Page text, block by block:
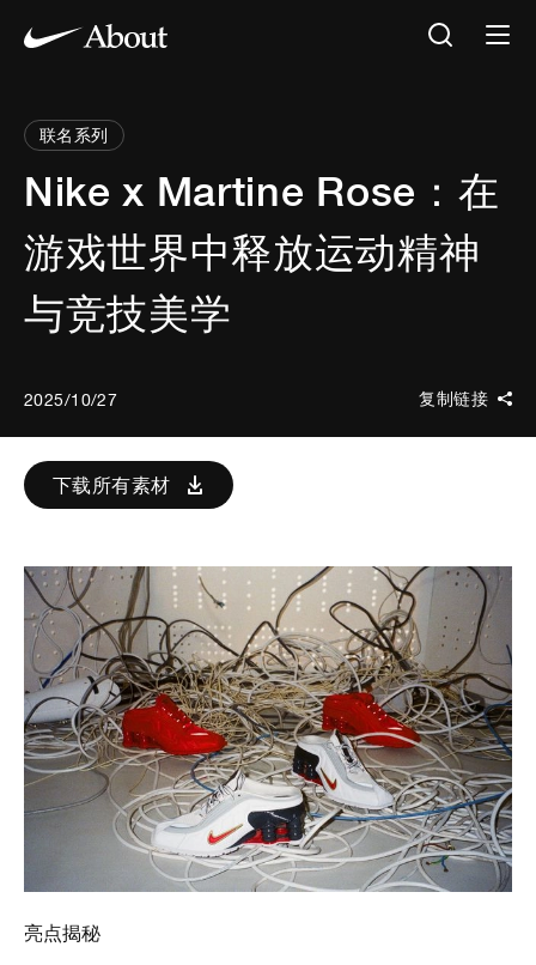
联名系列
Nike x Martine Rose：在
游戏世界中释放运动精神
与竞技美学
2025/10/27 复制链接
下载所有素材
亮点揭秘